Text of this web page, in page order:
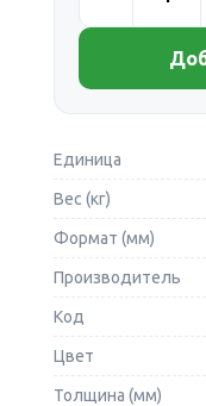
Единица
Вес (кг)
Формат (мм)
Производитель
Код
Цвет
Толщина (мм)